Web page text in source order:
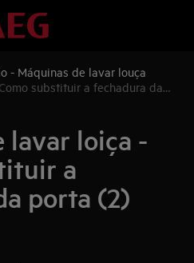
- Máquinas de lavar louça
substituir a fechadura da
lavar loiça -
a
porta (2)